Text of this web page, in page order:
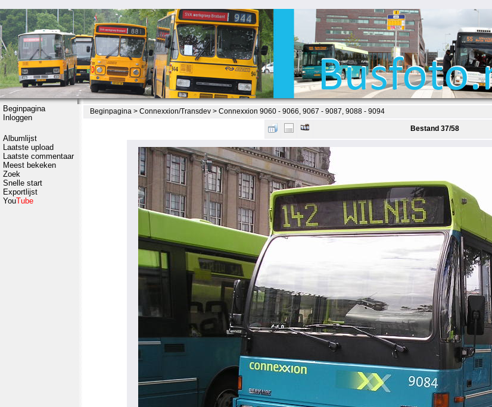
Beginpagina
Inloggen
Albumlijst
Laatste upload
Laatste commentaar
Meest bekeken
Zoek
Snelle start
Exportlijst
YouTube
Beginpagina > Connexxion/Transdev > Connexxion 9060 - 9066, 9067 - 9087, 9088 - 9094
Bestand 37/58